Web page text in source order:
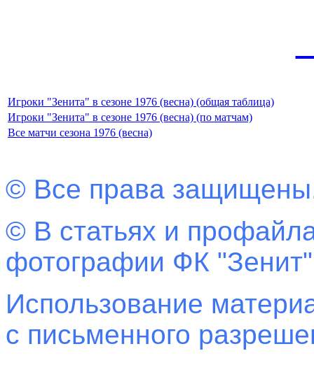
Игроки "Зенита" в сезоне 1976 (весна) (общая таблица)
Игроки "Зенита" в сезоне 1976 (весна) (по матчам)
Все матчи сезона 1976 (весна)
© Все права
© В статьях и
фотографии ФК
Использование
с письменного